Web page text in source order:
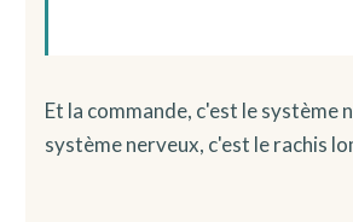
Et la commande, c'est le système
système nerveux, c'est le rachis